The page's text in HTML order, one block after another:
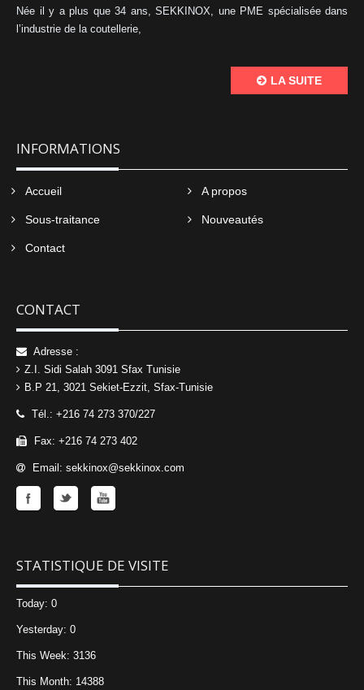
Née il y a plus que 34 ans, SEKKINOX, une PME spécialisée dans
l’industrie de la coutellerie,
LA SUITE
INFORMATIONS
Accueil A propos
Sous-traitance Nouveautés
Contact
CONTACT
Adresse :
Z.I. Sidi Salah 3091 Sfax Tunisie
B.P 21, 3021 Sekiet-Ezzit, Sfax-Tunisie
Tél.: +216 74 273 370/227
Fax: +216 74 273 402
Email: sekkinox@sekkinox.com
STATISTIQUE DE VISITE
Today: 0
Yesterday: 0
This Week: 3136
This Month: 14388